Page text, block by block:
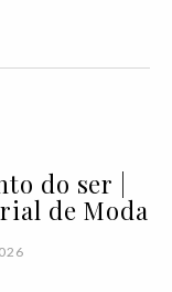
do ser |
de Moda